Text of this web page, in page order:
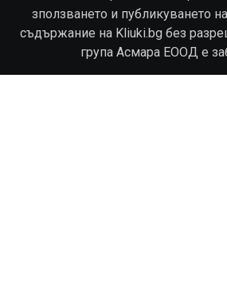
зползването и публикуването
съдържание на Kliuki.bg без
група Асмара ЕООД е